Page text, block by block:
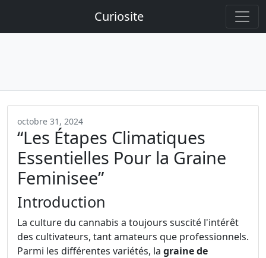
Curiosite
octobre 31, 2024
“Les Étapes Climatiques
Essentielles Pour la Graine
Feminisee”
Introduction
La culture du cannabis a toujours suscité l'intérêt
des cultivateurs, tant amateurs que professionnels.
Parmi les différentes variétés, la graine de